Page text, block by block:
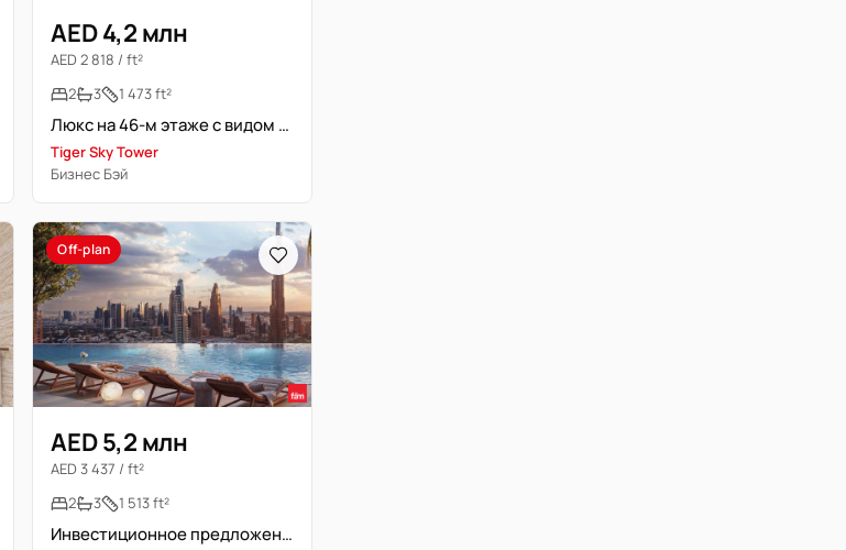
AED 4,2 млн
AED 2 818 / ft²
2
3 1 473 ft²
Люкс на 46-м этаже с видом на Burj Khalifa
Tiger Sky Tower
Бизнес Бэй
Off-plan
AED 5,2 млн
AED 3 437 / ft²
2
3 1 513 ft²
Инвестиционное предложение | Люкс меблирована 2br